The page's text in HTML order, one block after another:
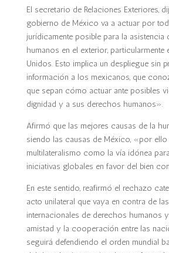
El secretario de Relaciones Exteriores,
gobierno de México va a actuar por
jurídicamente posible para la
humanos en el exterior, particularmente
Unidos. Esto implica un despliegue sin
información a los mexicanos, que
que sepan cómo actuar ante posibles
dignidad y a sus derechos humanos».
Afirmó que las mejores causas de la
siendo las causas de México, «por
multilateralismo como la vía idónea
iniciativas globales en favor del bien
En este sentido, reafirmó el rechazo
acto unilateral que vaya en contra de
internacionales de derechos humanos
amistad y la cooperación entre las
seguirá defendiendo el orden mundial